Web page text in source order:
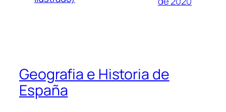
Geografia e Historia de
España